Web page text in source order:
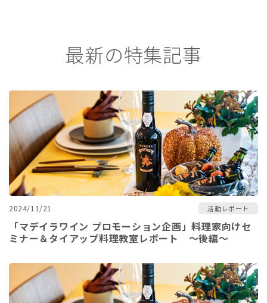
最新の特集記事
2024/11/21 活動レポート
「マデイラワイン プロモーション企画」料理家向けセ
ミナー＆タイアップ料理教室レポート ～後編～